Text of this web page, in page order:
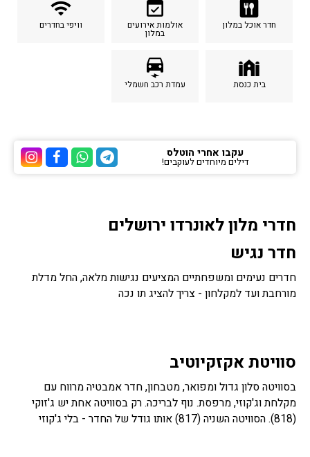
dining
חדר אוכל במלון
event_available
אולמות אירועים
במלון
wifi
וויפי בחדרים
synagogue
בית כנסת
electric_car
עמדת רכב חשמלי
ערוץ ערוץ
ערוץ הוואטסאפ של
ערוץ הטלגרם של הוטלס
עקבו אחרי הוטלס
דילים מיוחדים לעוקבים!
חדרי מלון לאונרדו ירושלים
חדר נגיש
חדרים נעימים ומשפחתיים המציעים נגישות מלאה, החל מדלת
מורחבת ועד למקלחון - צריך להציג תו נכה
סוויטת אקזקיוטיב
בסוויטה סלון גדול ומפואר, מטבחון, חדר אמבטיה מרווח עם
מקלחת וג'קוזי, מרפסת. נוף לבריכה. רק בסוויטה אחת יש ג'זוקי
(818). הסוויטה השניה (817) אותו גודל של החדר - בלי ג'קוזי